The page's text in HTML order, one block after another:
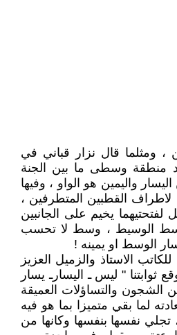
، ومثلما قال نزار قباني في
منطقة وسطى ما بين الجنة
واليمين هو الواو ، وفيها
لاطراف القطبين المتطرفين ،
يخيم على الجانبين
الوسيط ، وسط لا تحسب
يسار الوسط او يمينه !
الاستاذ والزميل العزيز
" ليس ـ اليسارـ يسار
الشجون والتساؤلات العميقة
لما بقي متميزا بما هو فيه
نفسها بنفسها وكانها من